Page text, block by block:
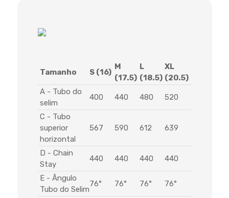
Tamanho S (16)
M
(17.5)
L
(18.5)
XL
(20.5)
A - Tubo do
selim
400 440 480 520
C - Tubo
superior
horizontal
567 590 612 639
D - Chain
Stay
440 440 440 440
E - Ângulo
Tubo do Selim
76° 76° 76° 76°